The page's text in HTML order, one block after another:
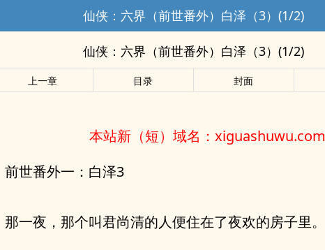
仙侠：六界（前世番外）白泽（3）(1/2)
仙侠：六界（前世番外）白泽（3）(1/2)
上一章 目录 封面
本站新（短）域名：xiguashuwu.com
前世番外一：白泽3
那一夜，那个叫君尚清的人便住在了夜欢的房子里。